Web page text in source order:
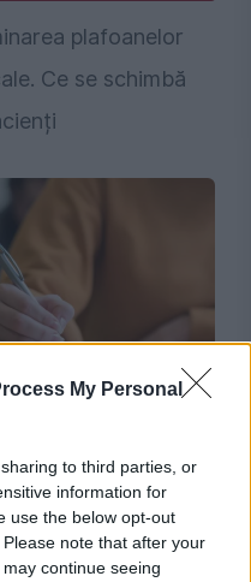
My Personal
to third parties, or
information for
use the below opt-out
note that after your
continue seeing
plafoanelor
Ce se schimbă
datele pe care
și părinții